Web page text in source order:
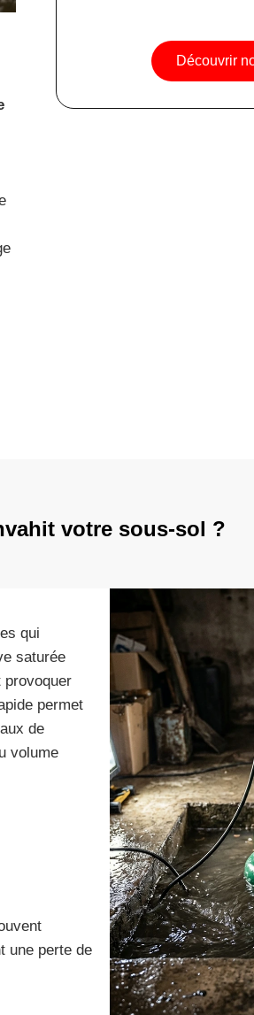
Découvrir
votre sous-sol ?
qui
saturée
provoquer
permet
de
volume
une perte de